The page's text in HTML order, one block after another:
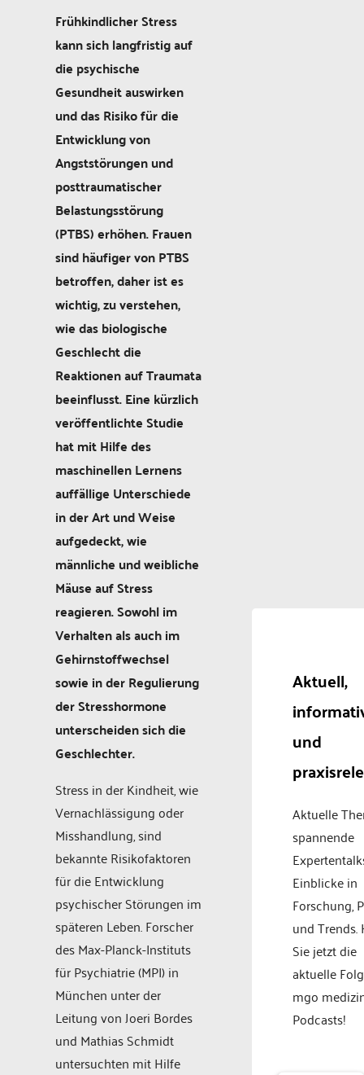
Frühkindlicher Stress
kann sich langfristig auf
die psychische
Gesundheit auswirken
und das Risiko für die
Entwicklung von
Angststörungen und
posttraumatischer
Belastungsstörung
(PTBS) erhöhen. Frauen
sind häufiger von PTBS
betroffen, daher ist es
wichtig, zu verstehen,
wie das biologische
Geschlecht die
Reaktionen auf Traumata
beeinflusst. Eine kürzlich
veröffentlichte Studie
hat mit Hilfe des
maschinellen Lernens
auffällige Unterschiede
in der Art und Weise
aufgedeckt, wie
männliche und weibliche
Mäuse auf Stress
reagieren. Sowohl im
Verhalten als auch im
Gehirnstoffwechsel
sowie in der Regulierung
der Stresshormone
unterscheiden sich die
Geschlechter.
Stress in der Kindheit, wie
Vernachlässigung oder
Misshandlung, sind
bekannte Risikofaktoren
für die Entwicklung
psychischer Störungen im
späteren Leben. Forscher
des Max-Planck-Instituts
für Psychiatrie (MPI) in
München unter der
Leitung von Joeri Bordes
und Mathias Schmidt
untersuchten mit Hilfe
Aktuell,
und
Aktuelle
spannende
Einblicke in
Forschung,
und Trends.
Sie jetzt die
aktuelle
mgo
Podcasts!